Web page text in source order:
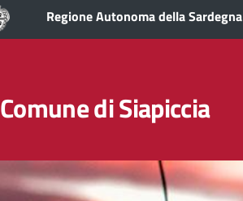
Regione Autonoma della Sardegna
Comune di Siapiccia